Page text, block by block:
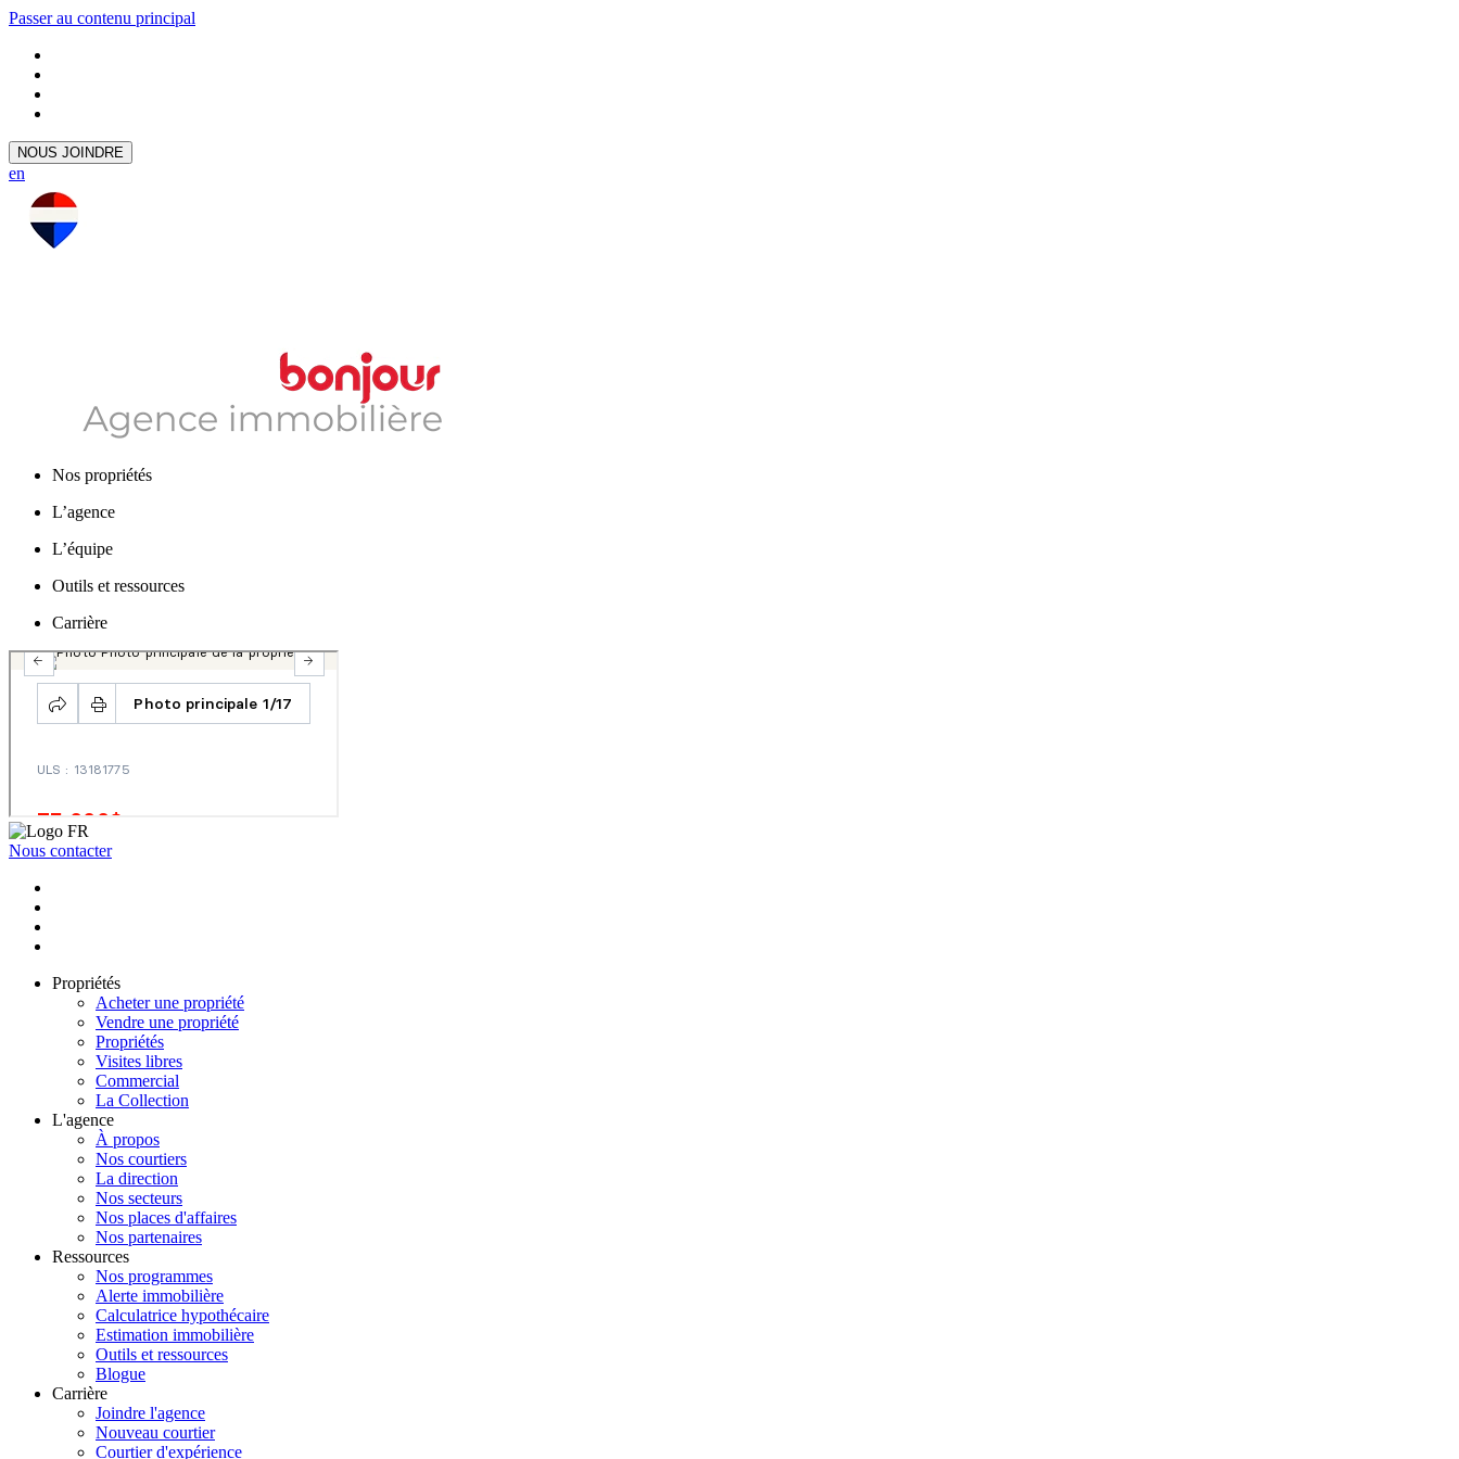
Passer au contenu principal
NOUS JOINDRE
en
Nos propriétés
L’agence
L’équipe
Outils et ressources
Carrière
Nous contacter
Propriétés
Acheter une propriété
Vendre une propriété
Propriétés
Visites libres
Commercial
La Collection
L'agence
À propos
Nos courtiers
La direction
Nos secteurs
Nos places d'affaires
Nos partenaires
Ressources
Nos programmes
Alerte immobilière
Calculatrice hypothécaire
Estimation immobilière
Outils et ressources
Blogue
Carrière
Joindre l'agence
Nouveau courtier
Courtier d'expérience